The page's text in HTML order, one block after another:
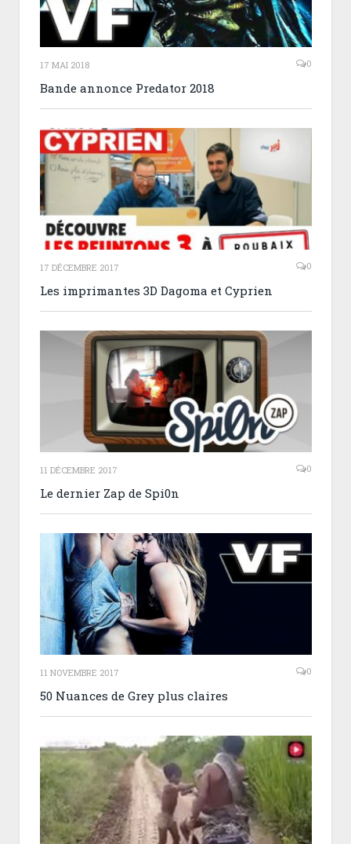
17 MAI 2018 0
Bande annonce Predator 2018
17 DÉCEMBRE 2017 0
Les imprimantes 3D Dagoma et Cyprien
11 DÉCEMBRE 2017 0
Le dernier Zap de Spi0n
11 NOVEMBRE 2017 0
50 Nuances de Grey plus claires